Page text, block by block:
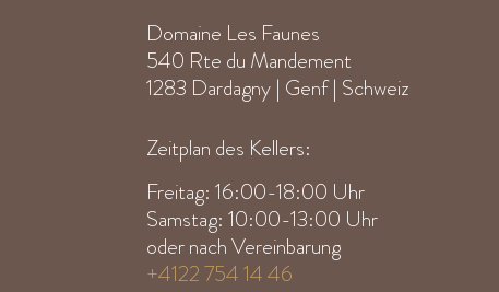
Domaine Les Faunes
540 Rte du Mandement
1283 Dardagny | Genf | Schweiz
Zeitplan des Kellers:
Freitag: 16:00-18:00 Uhr
Samstag: 10:00-13:00 Uhr
oder nach Vereinbarung
+4122 754 14 46